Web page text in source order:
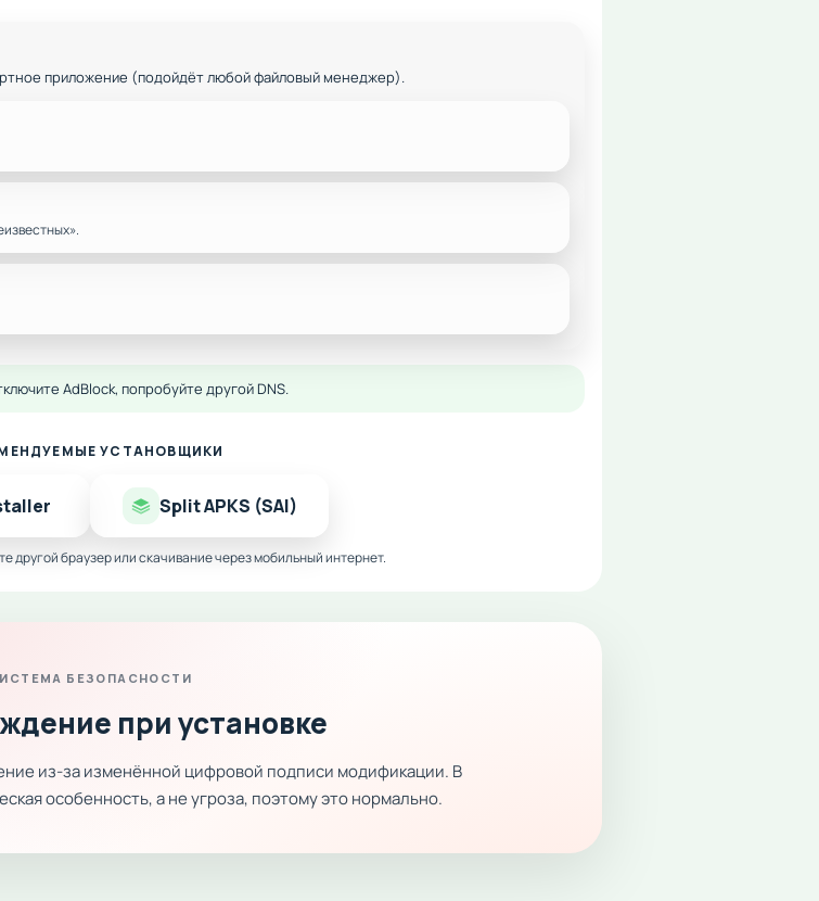
приложение (подойдёт любой файловый менеджер).
AdBlock, попробуйте другой DNS.
УСТАНОВЩИКИ
Split APKS (SAI)
другой браузер или скачивание через мобильный интернет.
БЕЗОПАСНОСТИ
при установке
из-за изменённой цифровой подписи модификации. В
особенность, а не угроза, поэтому это нормально.